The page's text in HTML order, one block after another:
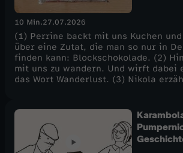
10 Min.27.07.2026
(1) Perrine backt mit uns Kuchen
über eine Zutat, die man so nur in
finden kann: Blockschokolade. (2)
mit uns zu wandern. Und wirft dabei
das Wort Wanderlust. (3) Nikola
Stade". Und wie immer - das Rätsel.